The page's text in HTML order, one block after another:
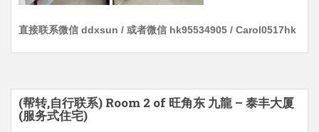
直接联系微信 ddxsun / 或者微信 hk95534905 / Carol0517hk
(帮转,自行联系) Room 2 of 旺角东 九龍 – 泰丰大厦
(服务式住宅)